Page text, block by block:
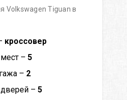
Volkswagen Tiguan в
кроссовер
– 5
– 2
– 5